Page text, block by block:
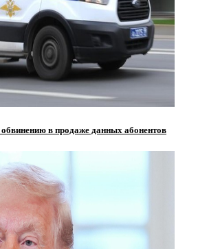
в продаже данных абонентов